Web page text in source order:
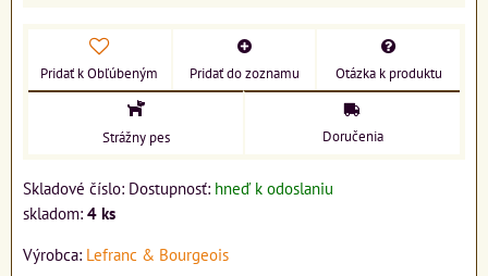
Pridať k Obľúbeným Pridať do zoznamu Otázka k produktu
Strážny pes Doručenia
Skladové číslo: Dostupnosť: hneď k odoslaniu
skladom: 4 ks
Výrobca: Lefranc & Bourgeois